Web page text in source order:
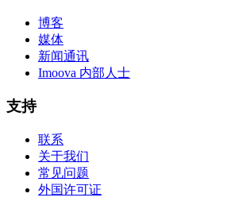
博客
媒体
新闻通讯
Imoova 内部人士
支持
联系
关于我们
常见问题
外国许可证